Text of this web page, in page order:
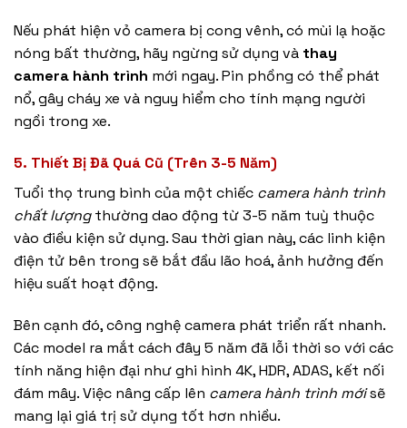
Nếu phát hiện vỏ camera bị cong vênh, có mùi lạ hoặc
nóng bất thường, hãy ngừng sử dụng và thay
camera hành trình mới ngay. Pin phồng có thể phát
nổ, gây cháy xe và nguy hiểm cho tính mạng người
ngồi trong xe.
5. Thiết Bị Đã Quá Cũ (Trên 3-5 Năm)
Tuổi thọ trung bình của một chiếc camera hành trình
chất lượngthường dao động từ 3-5 năm tuỳ thuộc
vào điều kiện sử dụng. Sau thời gian này, các linh kiện
điện tử bên trong sẽ bắt đầu lão hoá, ảnh hưởng đến
hiệu suất hoạt động.
Bên cạnh đó, công nghệ camera phát triển rất nhanh.
Các model ra mắt cách đây 5 năm đã lỗi thời so với các
tính năng hiện đại như ghi hình 4K, HDR, ADAS, kết nối
đám mây. Việc nâng cấp lên camera hành trình mớisẽ
mang lại giá trị sử dụng tốt hơn nhiều.